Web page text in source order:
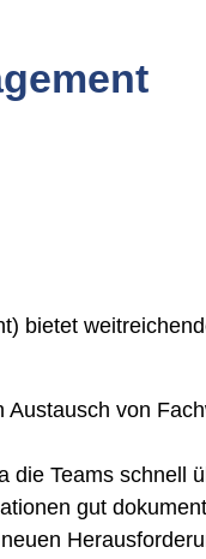
bietet
von
Teams schnell
gut